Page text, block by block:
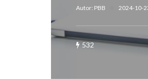
Autor: PBB 2024-10-
532